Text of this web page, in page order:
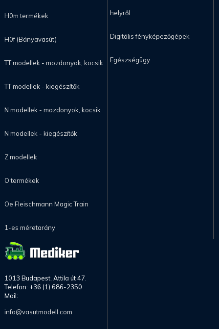
H0m termékek
H0f (Bányavasút)
TT modellek - mozdonyok, kocsik
TT modellek - kiegészítők
N modellek - mozdonyok, kocsik
N modellek - kiegészítők
Z modellek
O termékek
Oe Fleischmann Magic Train
1-es méretarány
helyről
Digitális fényképezőgépek
Egészségügy
1013 Budapest, Attila út 47.
Telefon: +36 (1) 686-2350
Mail:
info@vasutmodell.com